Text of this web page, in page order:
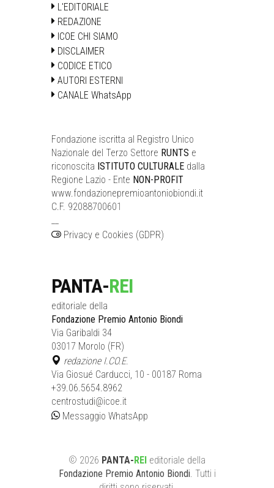
L'EDITORIALE
REDAZIONE
ICOE CHI SIAMO
DISCLAIMER
CODICE ETICO
AUTORI ESTERNI
CANALE WhatsApp
Fondazione iscritta al Registro Unico
Nazionale del Terzo Settore RUNTS e
riconoscita ISTITUTO CULTURALE dalla
Regione Lazio - Ente NON-PROFIT
www.fondazionepremioantoniobiondi.it
C.F. 92088700601
Privacy e Cookies (GDPR)
PANTA-REI
editoriale della
Fondazione Premio Antonio Biondi
Via Garibaldi 34
03017 Morolo (FR)
redazione I.CO.E.
Via Giosué Carducci, 10 - 00187 Roma
+39.06.5654.8962
centrostudi@icoe.it
Messaggio WhatsApp
© 2026 PANTA-REI editoriale della
Fondazione Premio Antonio Biondi . Tutti i